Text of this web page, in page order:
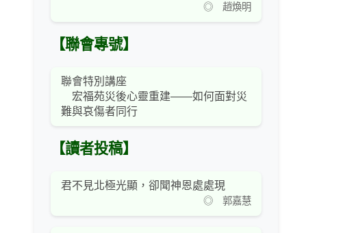
◎ 趙煥明
【聯會專號】
聯會特別講座
宏福苑災後心靈重建——如何面對災
難與哀傷者同行
【讀者投稿】
君不見北極光顯，卻聞神恩處處現
◎ 郭嘉慧